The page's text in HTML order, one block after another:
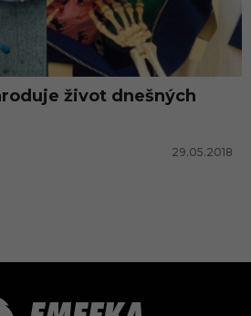
život dnešných
29.05.2018